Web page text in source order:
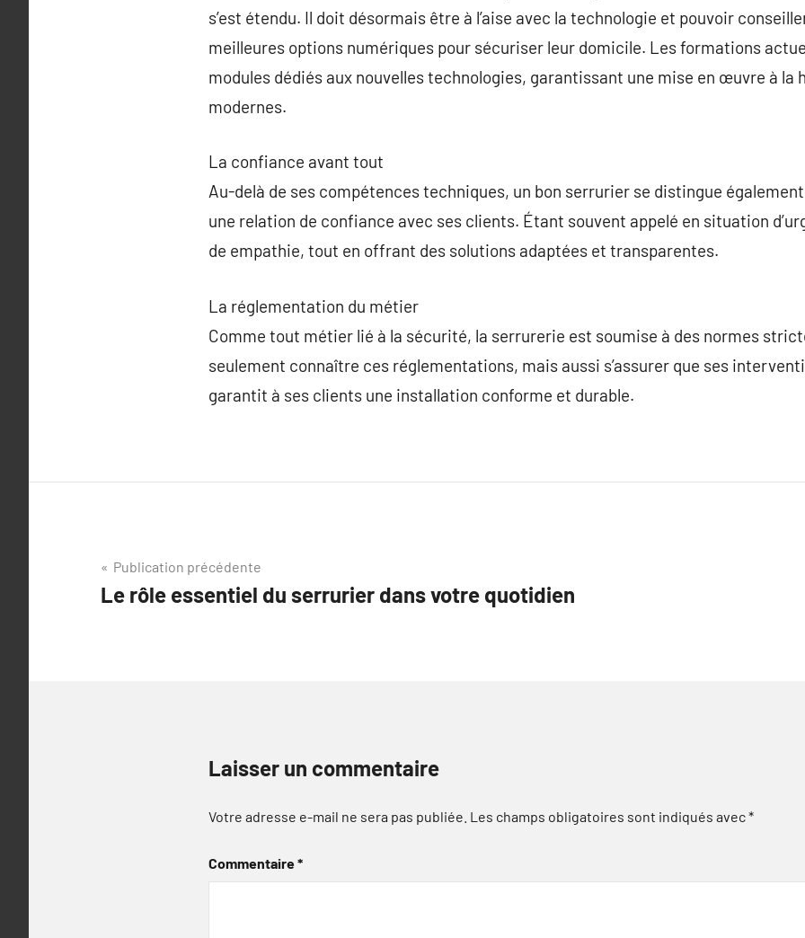
s’est étendu. Il doit désormais être à l’aise avec la technologie et pouvoir
meilleures options numériques pour sécuriser leur domicile. Les formations
modules dédiés aux nouvelles technologies, garantissant une mise en œuvre à la
modernes.
La confiance avant tout
Au-delà de ses compétences techniques, un bon serrurier se distingue
une relation de confiance avec ses clients. Étant souvent appelé en situation
de empathie, tout en offrant des solutions adaptées et transparentes.
La réglementation du métier
Comme tout métier lié à la sécurité, la serrurerie est soumise à des normes
seulement connaître ces réglementations, mais aussi s’assurer que ses
garantit à ses clients une installation conforme et durable.
Navigation
de
Publication précédente
Le rôle essentiel du serrurier dans votre quotidien
Laisser un commentaire
Votre adresse e-mail ne sera pas publiée. Les champs obligatoires sont indiqués avec*
Commentaire*